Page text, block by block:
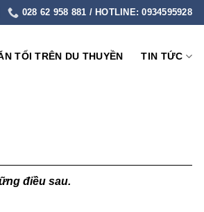
028 62 958 881 / HOTLINE: 0934595928
TỐI TRÊN DU THUYỀN TIN TỨC
điều sau.